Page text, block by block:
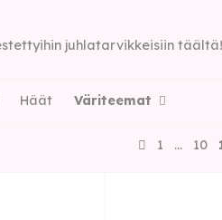
juhlatarvikkeisiin täältä!
Häät Väriteemat
1 … 10